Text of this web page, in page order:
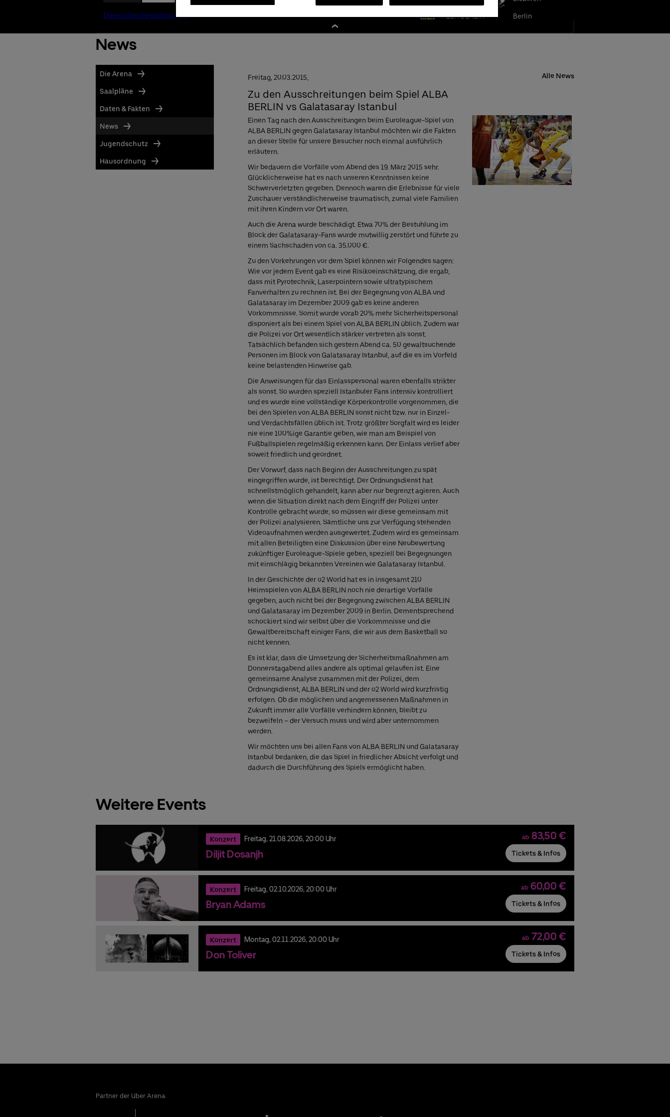
Infos
ALBA BERLIN Berlin
News
Alle News
Freitag, 20.03.2015,
Zu den Ausschreitungen beim Spiel ALBA
BERLIN vs Galatasaray Istanbul
Einen Tag nach den Ausschreitungen beim Euroleague-Spiel von
ALBA BERLIN gegen Galatasaray Istanbul möchten wir die Fakten
an dieser Stelle für unsere Besucher noch einmal ausführlich
erläutern.
Wir bedauern die Vorfälle vom Abend des 19. März 2015 sehr.
Glücklicherweise hat es nach unseren Kenntnissen keine
Schwerverletzten gegeben. Dennoch waren die Erlebnisse für viele
Zuschauer verständlicherweise traumatisch, zumal viele Familien
mit ihren Kindern vor Ort waren.
Auch die Arena wurde beschädigt. Etwa 70% der Bestuhlung im
Block der Galatasaray-Fans wurde mutwillig zerstört und führte zu
einem Sachschaden von ca. 35.000 €.
Zu den Vorkehrungen vor dem Spiel können wir Folgendes sagen:
Wie vor jedem Event gab es eine Risikoeinschätzung, die ergab,
dass mit Pyrotechnik, Laserpointern sowie ultratypischem
Fanverhalten zu rechnen ist. Bei der Begegnung von ALBA und
Galatasaray im Dezember 2009 gab es keine anderen
Vorkommnisse. Somit wurde vorab 20% mehr Sicherheitspersonal
disponiert als bei einem Spiel von ALBA BERLIN üblich. Zudem war
die Polizei vor Ort wesentlich stärker vertreten als sonst.
Tatsächlich befanden sich gestern Abend ca. 50 gewaltsuchende
Personen im Block von Galatasaray Istanbul, auf die es im Vorfeld
keine belastenden Hinweise gab.
Die Anweisungen für das Einlasspersonal waren ebenfalls strikter
als sonst. So wurden speziell Istanbuler Fans intensiv kontrolliert
und es wurde eine vollständige Körperkontrolle vorgenommen, die
bei den Spielen von ALBA BERLIN sonst nicht bzw. nur in Einzel-
und Verdachtsfällen üblich ist. Trotz größter Sorgfalt wird es leider
nie eine 100%ige Garantie geben, wie man am Beispiel von
Fußballspielen regelmäßig erkennen kann. Der Einlass verlief aber
soweit friedlich und geordnet.
Der Vorwurf, dass nach Beginn der Ausschreitungen zu spät
eingegriffen wurde, ist berechtigt. Der Ordnungsdienst hat
schnellstmöglich gehandelt, kann aber nur begrenzt agieren. Auch
wenn die Situation direkt nach dem Eingriff der Polizei unter
Kontrolle gebracht wurde, so müssen wir diese gemeinsam mit
der Polizei analysieren. Sämtliche uns zur Verfügung stehenden
Videoaufnahmen werden ausgewertet. Zudem wird es gemeinsam
mit allen Beteiligten eine Diskussion über eine Neubewertung
zukünftiger Euroleague-Spiele geben, speziell bei Begegnungen
mit einschlägig bekannten Vereinen wie Galatasaray Istanbul.
In der Geschichte der o2 World hat es in insgesamt 210
Heimspielen von ALBA BERLIN noch nie derartige Vorfälle
gegeben, auch nicht bei der Begegnung zwischen ALBA BERLIN
und Galatasaray im Dezember 2009 in Berlin. Dementsprechend
schockiert sind wir selbst über die Vorkommnisse und die
Gewaltbereitschaft einiger Fans, die wir aus dem Basketball so
nicht kennen.
Es ist klar, dass die Umsetzung der Sicherheitsmaßnahmen am
Donnerstagabend alles andere als optimal gelaufen ist. Eine
gemeinsame Analyse zusammen mit der Polizei, dem
Ordnungsdienst, ALBA BERLIN und der o2 World wird kurzfristig
erfolgen. Ob die möglichen und angemessenen Maßnahmen in
Zukunft immer alle Vorfälle verhindern können, bleibt zu
bezweifeln – der Versuch muss und wird aber unternommen
werden.
Wir möchten uns bei allen Fans von ALBA BERLIN und Galatasaray
Istanbul bedanken, die das Spiel in friedlicher Absicht verfolgt und
dadurch die Durchführung des Spiels ermöglicht haben.
Die Arena
Saalpläne
Daten & Fakten
News
Jugendschutz
Hausordnung
Weitere Events
Konzert Freitag,21.08.2026,20:00 Uhr
Diljit Dosanjh
ab 83,50 €
Tickets & Infos
Konzert Freitag,02.10.2026,20:00 Uhr
Bryan Adams
ab 60,00 €
Tickets & Infos
Konzert Montag,02.11.2026,20:00 Uhr
Don Toliver
ab 72,00 €
Tickets & Infos
Partner der Uber Arena: